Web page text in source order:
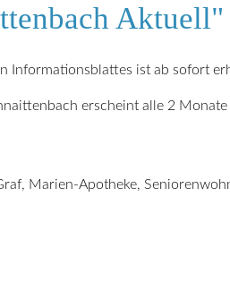
Aktuell"
Informationsblattes ist ab sofort
erscheint alle 2
Marien-Apotheke,